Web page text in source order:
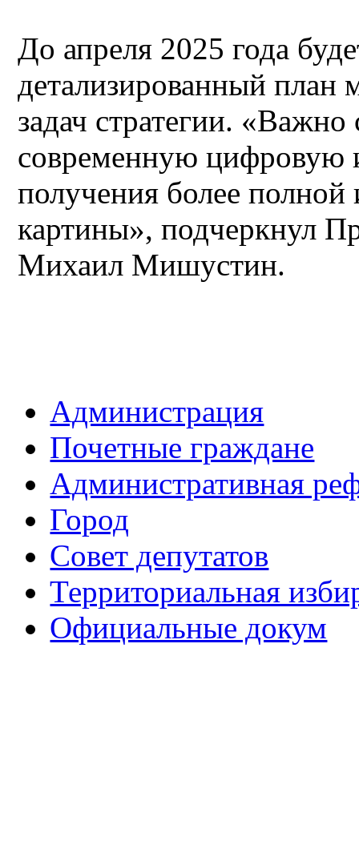
До апреля 2025 года
детализированный план
задач стратегии.
современную цифровую
получения более полной
картины», подчеркнул
Михаил Мишустин.
Администрация
Почетные граждане
Административная
Город
Совет депутатов
Территориальная
Официальные докум